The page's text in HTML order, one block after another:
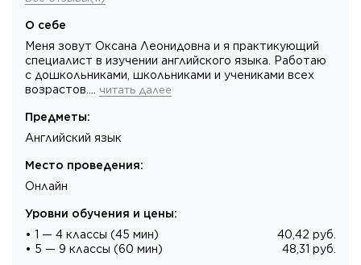
О себе
Меня зовут Оксана Леонидовна и я практикующий
специалист в изучении английского языка. Работаю
с дошкольниками, школьниками и учениками всех
возрастов.… читать далее
Предметы:
Английский язык
Место проведения:
Онлайн
Уровни обучения и цены:
• 1 — 4 классы (45 мин)
40,42 руб.
• 5 — 9 классы (60 мин)
48,31 руб.